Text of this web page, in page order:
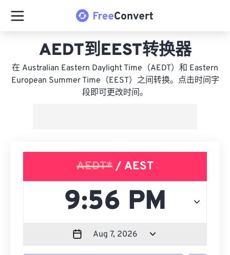
AEDT到EEST转换器
在 Australian Eastern Daylight Time（AEDT）和 Eastern
European Summer Time（EEST）之间转换。点击时间字
段即可更改时间。
AEDT* / AEST